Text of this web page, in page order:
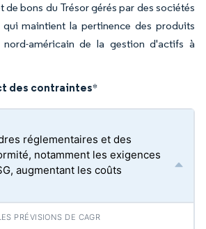
de bons du Trésor gérés par des sociétés
maintient la pertinence des produits
nord-américain de la gestion d'actifs à
des contraintes*
réglementaires et des
notamment les exigences
augmentant les coûts